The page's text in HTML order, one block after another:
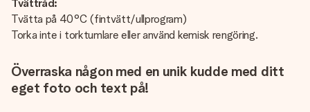
Tvättråd:
Tvätta på 40°C (fintvätt/ullprogram)
Torka inte i torktumlare eller använd kemisk rengöring.
Överraska någon med en unik kudde med ditt
eget foto och text på!